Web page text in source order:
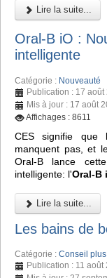
Lire la suite...
Oral-B iO :
intelligente
Catégorie : Nouveauté
Publication : 17 août
Mis à jour : 17 août
Affichages : 8611
CES signifie que
manquent pas, et
Oral-B lance
intelligente: l'Oral-B
Lire la suite...
Les bains de
Catégorie : Conseil plus
Publication : 11 août